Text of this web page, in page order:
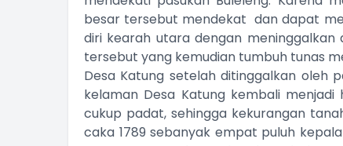
besar tersebut mendekat dan dapat
diri kearah utara dengan
tersebut yang kemudian tumbuh tunas
Desa Katung setelah ditinggalkan oleh
kelaman Desa Katung kembali
cukup padat, sehingga kekurangan
caka 1789 sebanyak empat puluh